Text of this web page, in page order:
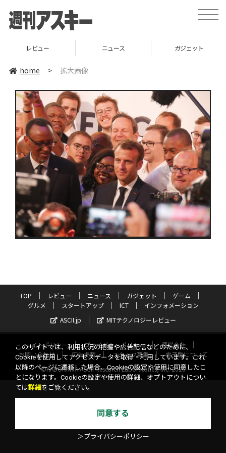
toggle
レビュー ニュース ガジェット
home > 拡大画像
TOP レビュー ニュース ガジェット
ゲーム
グルメ
スタートアップ ICT
インフォメーション
ASCII.jp
MITテクノロジーレビュー
サイトポリシー プライバシーポリシー
運営会社
お問い合わせ
広告掲載 スタッフ募集
電子版について
©KADOKAWA ASCII Research Laboratories, Inc. 2026
このサイトでは、利用状況の把握や広告配信などのために、
Cookieを使用してアクセスデータを取得・利用しています。これ
以降のページに遷移した場合、Cookieの設定や使用に同意したこ
とになります。Cookieの設定や使用の詳細、オプトアウトについ
ては詳細 をご覧ください。
同意する
＞プライバシーポリシー